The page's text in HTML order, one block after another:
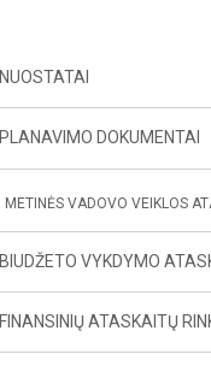
NUOSTATAI
PLANAVIMO DOKUMENTAI
METINĖS VADOVO VEIKLOS
BIUDŽETO VYKDYMO
FINANSINIŲ ATASKAITŲ